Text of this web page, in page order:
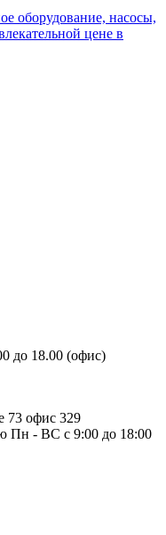
до 18.00 (офис)
73 офис 329
Пн - ВС с 9:00 до 18:00